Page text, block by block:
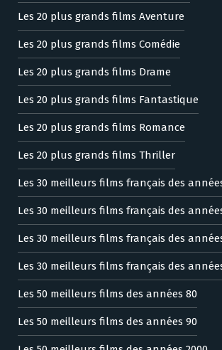
Les 20 plus grands films Aventure
Les 20 plus grands films Comédie
Les 20 plus grands films Drame
Les 20 plus grands films Fantastique
Les 20 plus grands films Romance
Les 20 plus grands films Thriller
Les 30 meilleurs films français des
Les 30 meilleurs films français des
Les 30 meilleurs films français des
Les 30 meilleurs films français des
Les 50 meilleurs films des années 80
Les 50 meilleurs films des années 90